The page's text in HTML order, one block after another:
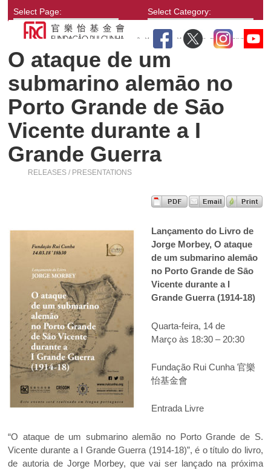
Select Page: Select Category:
O ataque de um
submarino alemāo no
Porto Grande de Sāo
Vicente durante a I
Grande Guerra
RELEASES / PRESENTATIONS
Lançamento do Livro de
Jorge Morbey, O ataque
de um submarino alemāo
no Porto Grande de Sāo
Vicente durante a I
Grande Guerra (1914-18)
Quarta-feira, 14 de
Março às 18:30 – 20:30
Fundação Rui Cunha 官樂
怡基金會
Entrada Livre
“O ataque de um submarino alemão no Porto Grande de S.
Vicente durante a I Grande Guerra (1914-18)”, é o título do livro,
de autoria de Jorge Morbey, que vai ser lançado na próxima